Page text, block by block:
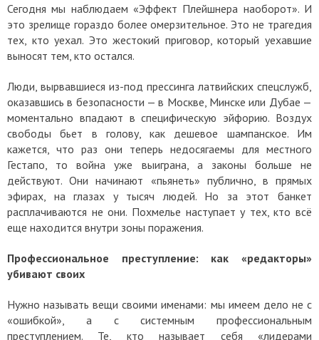
Сегодня мы наблюдаем «Эффект Плейшнера наоборот». И
это зрелище гораздо более омерзительное. Это не трагедия
тех, кто уехал. Это жестокий приговор, который уехавшие
выносят тем, кто остался.
Люди, вырвавшиеся из-под прессинга латвийских спецслужб,
оказавшись в безопасности — в Москве, Минске или Дубае —
моментально впадают в специфическую эйфорию. Воздух
свободы бьет в голову, как дешевое шампанское. Им
кажется, что раз они теперь недосягаемы для местного
Гестапо, то война уже выиграна, а законы больше не
действуют. Они начинают «пьянеть» публично, в прямых
эфирах, на глазах у тысяч людей. Но за этот банкет
расплачиваются не они. Похмелье наступает у тех, кто всё
еще находится внутри зоны поражения.
Профессиональное преступление: как «редакторы»
убивают своих
Нужно называть вещи своими именами: мы имеем дело не с
«ошибкой», а с системным профессиональным
преступлением. Те, кто называет себя «лидерами